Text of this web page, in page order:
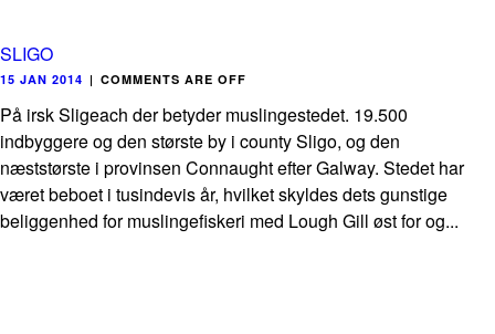
SLIGO
15 JAN 2014 | COMMENTS ARE OFF
På irsk Sligeach der betyder muslingestedet. 19.500
indbyggere og den største by i county Sligo, og den
næststørste i provinsen Connaught efter Galway. Stedet har
været beboet i tusindevis år, hvilket skyldes dets gunstige
beliggenhed for muslingefiskeri med Lough Gill øst for og...